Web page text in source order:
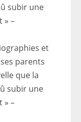
et
parents
que la
subir une
» –